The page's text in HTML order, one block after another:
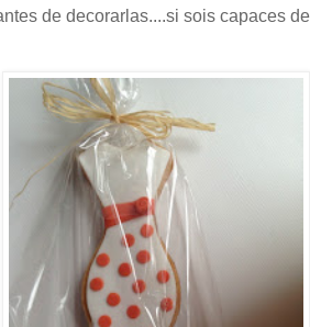
de decorarlas....si sois capaces